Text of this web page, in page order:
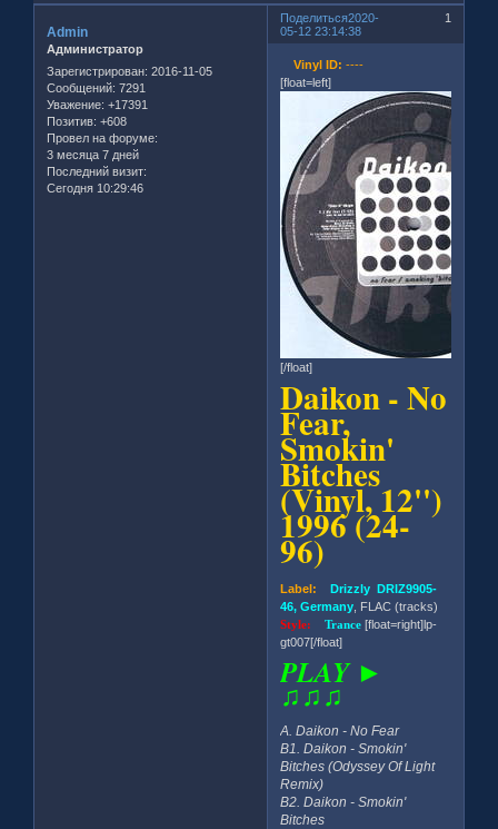
Поделиться 1
2020-
05-12 23:14:38
Admin
Администратор
Зарегистрирован: 2016-11-05
Сообщений: 7291
Уважение: +17391
Позитив: +608
Провел на форуме:
3 месяца 7 дней
Последний визит:
Сегодня 10:29:46
Vinyl ID: ----
[float=left]
[/float]
Daikon - No
Fear,
Smokin'
Bitches
(Vinyl, 12'')
1996 (24-
96)
Label: Drizzly DRIZ9905-
46, Germany , FLAC (tracks)
Style:Trance[float=right]lp-
gt007[/float]
PLAY ►
♫♫♫
A. Daikon - No Fear
B1. Daikon - Smokin'
Bitches (Odyssey Of Light
Remix)
B2. Daikon - Smokin'
Bitches